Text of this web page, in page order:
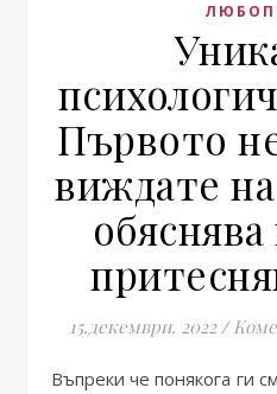
Първото
виждате
15.декември. 2022 /
Въпреки че понякога ги смятаме за повърхностни